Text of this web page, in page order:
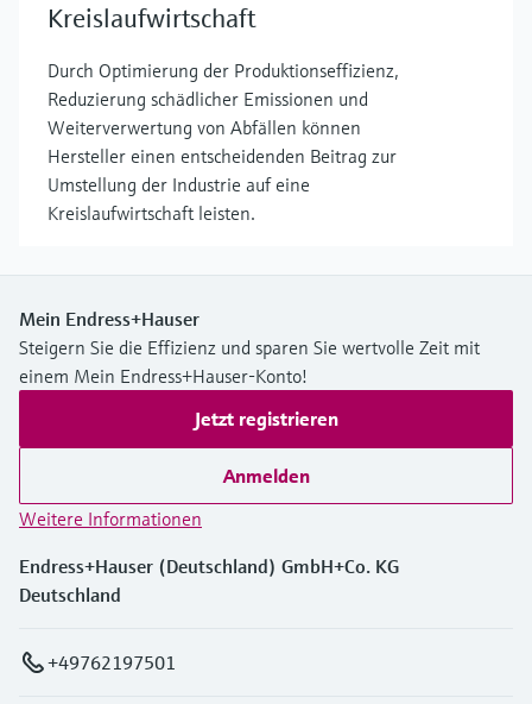
Kreislaufwirtschaft
Durch Optimierung der Produktionseffizienz,
Reduzierung schädlicher Emissionen und
Weiterverwertung von Abfällen können
Hersteller einen entscheidenden Beitrag zur
Umstellung der Industrie auf eine
Kreislaufwirtschaft leisten.
Mein Endress+Hauser
Steigern Sie die Effizienz und sparen Sie wertvolle Zeit mit
einem Mein Endress+Hauser-Konto!
Jetzt registrieren
Anmelden
Weitere Informationen
Endress+Hauser (Deutschland) GmbH+Co. KG
Deutschland
+49762197501